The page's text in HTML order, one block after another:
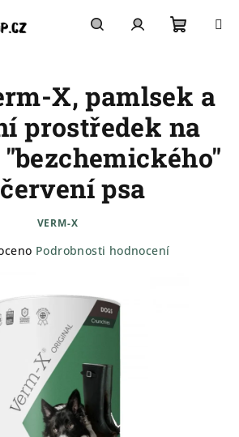
košík
X, pamlsek a
prostředek na
psa
VERM-X
Podrobnosti hodnocení